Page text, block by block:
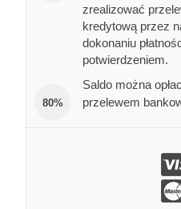
zrealizować
kredytową przez
dokonaniu
potwierdzeniem.
80%
Saldo można
przelewem